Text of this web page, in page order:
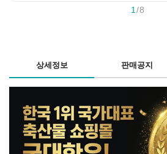
1 /8
상세정보 판매공지